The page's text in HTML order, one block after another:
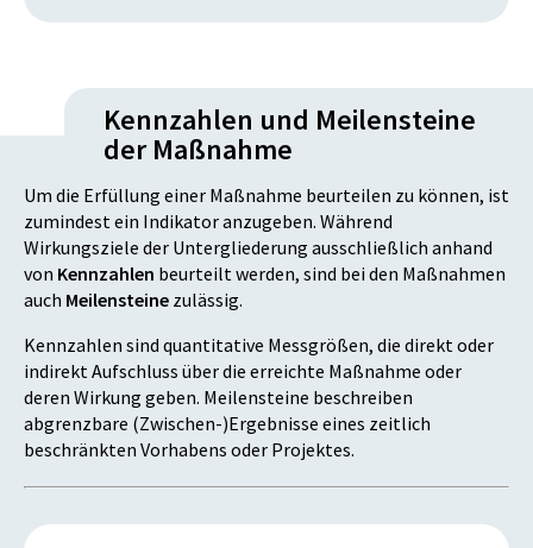
Kennzahlen und Meilensteine
der Maßnahme
Um die Erfüllung einer Maßnahme beurteilen zu können, ist
zumindest ein Indikator anzugeben. Während
Wirkungsziele der Untergliederung ausschließlich anhand
von Kennzahlen beurteilt werden, sind bei den Maßnahmen
auch Meilensteine zulässig.
Kennzahlen sind quantitative Messgrößen, die direkt oder
indirekt Aufschluss über die erreichte Maßnahme oder
deren Wirkung geben. Meilensteine beschreiben
abgrenzbare (Zwischen-)Ergebnisse eines zeitlich
beschränkten Vorhabens oder Projektes.